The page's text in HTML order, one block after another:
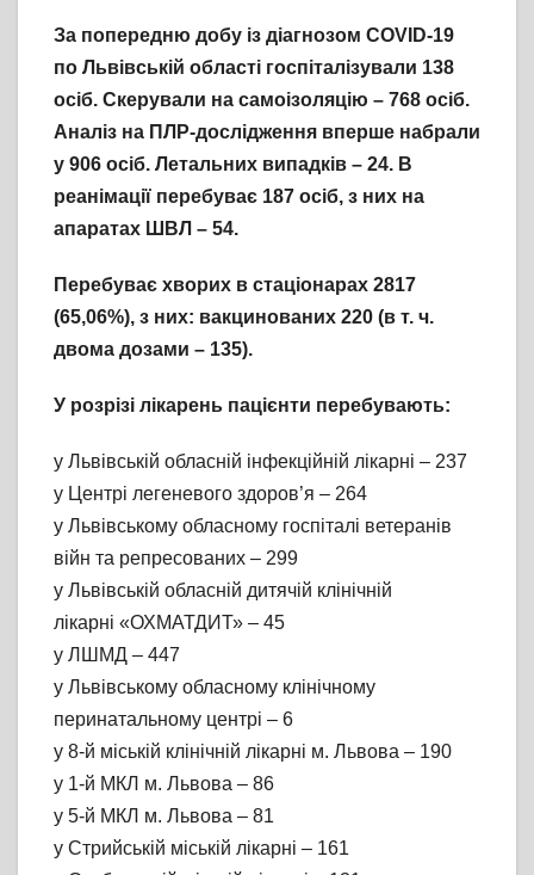
За попередню добу із діагнозом COVID-19
по Львівській області госпіталізували 138
осіб. Скерували на самоізоляцію – 768 осіб.
Аналіз на ПЛР-дослідження вперше набрали
у 906 осіб. Летальних випадків – 24. В
реанімації перебуває 187 осіб, з них на
апаратах ШВЛ – 54.
Перебуває хворих в стаціонарах 2817
(65,06%), з них: вакцинованих 220 (в т. ч.
двома дозами – 135).
У розрізі лікарень пацієнти перебувають:
у Львівській обласній інфекційній лікарні – 237
у Центрі легеневого здоров’я – 264
у Львівському обласному госпіталі ветеранів
війн та репресованих – 299
у Львівській обласній дитячій клінічній
лікарні «ОХМАТДИТ» – 45
у ЛШМД – 447
у Львівському обласному клінічному
перинатальному центрі – 6
у 8-й міській клінічній лікарні м. Львова – 190
у 1-й МКЛ м. Львова – 86
у 5-й МКЛ м. Львова – 81
у Стрийській міській лікарні – 161